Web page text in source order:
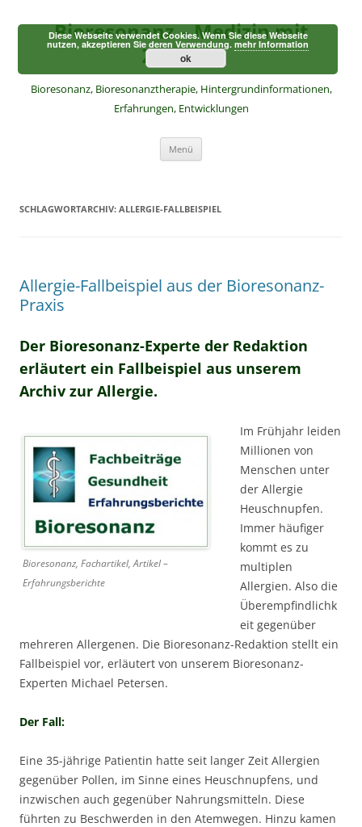
springenBioresonanz – Medizin mit
Zukunft
Bioresonanz, Bioresonanztherapie, Hintergrundinformationen,
Erfahrungen, Entwicklungen
Menü
SCHLAGWORTARCHIV: ALLERGIE-FALLBEISPIEL
Allergie-Fallbeispiel aus der Bioresonanz-
Praxis
Der Bioresonanz-Experte der Redaktion
erläutert ein Fallbeispiel aus unserem
Archiv zur Allergie.
Bioresonanz, Fachartikel, Artikel –
Erfahrungsberichte
Im Frühjahr leiden
Millionen von
Menschen unter
der Allergie
Heuschnupfen.
Immer häufiger
kommt es zu
multiplen
Allergien. Also die
Überempfindlichk
eit gegenüber
mehreren Allergenen. Die Bioresonanz-Redaktion stellt ein
Fallbeispiel vor, erläutert von unserem Bioresonanz-
Experten Michael Petersen.
Der Fall:
Eine 35-jährige Patientin hatte seit langer Zeit Allergien
gegenüber Pollen, im Sinne eines Heuschnupfens, und
inzwischen auch gegenüber Nahrungsmitteln. Diese
führten zu Beschwerden in den Atemwegen. Hinzu kamen
Diese Webseite verwendet Cookies. Wenn Sie diese Webseite
nutzen, akzeptieren Sie deren Verwendung.mehr Information
ok